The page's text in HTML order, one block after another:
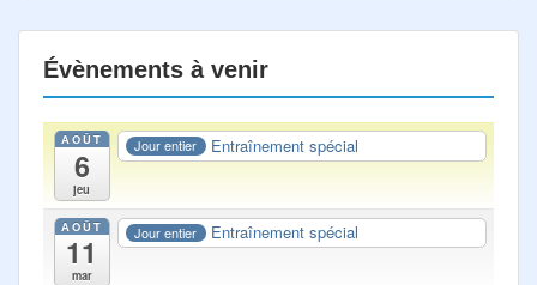
Évènements à venir
AOÛT
6
jeu
Jour entier Entraînement spécial
AOÛT
11
mar
Jour entier Entraînement spécial